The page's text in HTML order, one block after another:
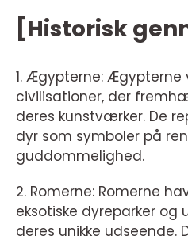
[Historisk
1. Ægypterne:
civilisationer, der
deres kunstværker. De
dyr som symboler på
guddommelighed.
2. Romerne: Romerne
eksotiske dyreparker og
deres unikke udseende.